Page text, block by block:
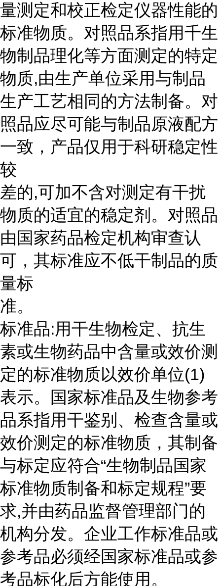
量测定和校正检定仪器性能的
标准物质。对照品系指用千生
物制品理化等方面测定的特定
物质,由生产单位采用与制品
生产工艺相同的方法制备。对
照品应尽可能与制品原液配方
一致，产品仅用于科研稳定性
较
差的,可加不含对测定有干扰
物质的适宜的稳定剂。对照品
由国家药品检定机构审查认
可，其标准应不低干制品的质
量标
准。
标准品:用干生物检定、抗生
素或生物药品中含量或效价测
定的标准物质以效价单位(1)
表示。国家标准品及生物参考
品系指用干鉴别、检查含量或
效价测定的标准物质，其制备
与标定应符合“生物制品国家
标准物质制备和标定规程”要
求,并由药品监督管理部门的
机构分发。企业工作标准品或
参考品必须经国家标准品或参
考品标化后方能使用。